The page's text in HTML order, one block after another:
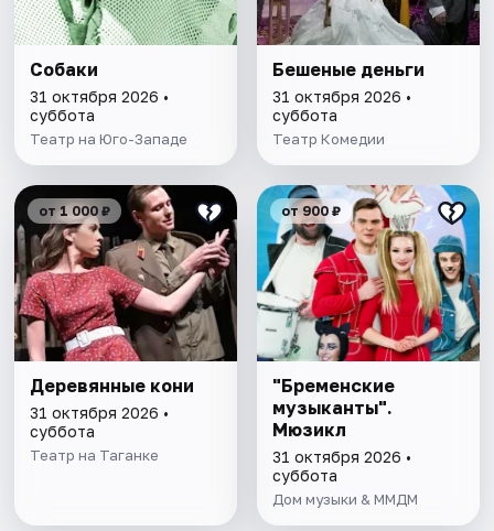
Собаки
31 октября 2026 •
суббота
Театр на Юго-Западе
Бешеные деньги
31 октября 2026 •
суббота
Театр Комедии
от 1 000 ₽
Деревянные кони
31 октября 2026 •
суббота
Театр на Таганке
от 900 ₽
"Бременские
музыканты".
Мюзикл
31 октября 2026 •
суббота
Дом музыки & ММДМ